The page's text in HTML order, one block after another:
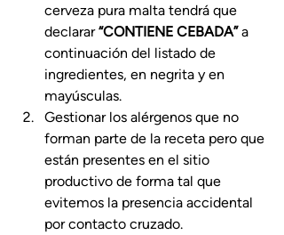
cerveza pura malta tendrá que
declarar “CONTIENE CEBADA” a
continuación del listado de
ingredientes, en negrita y en
mayúsculas.
Gestionar los alérgenos que no
forman parte de la receta pero que
están presentes en el sitio
productivo de forma tal que
evitemos la presencia accidental
por contacto cruzado.